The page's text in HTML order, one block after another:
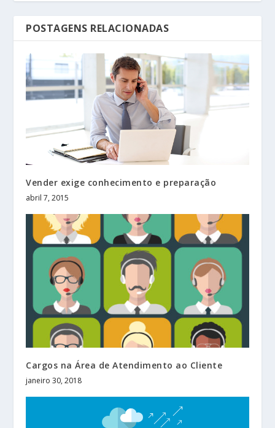
POSTAGENS RELACIONADAS
Vender exige conhecimento e preparação
abril 7, 2015
Cargos na Área de Atendimento ao Cliente
janeiro 30, 2018